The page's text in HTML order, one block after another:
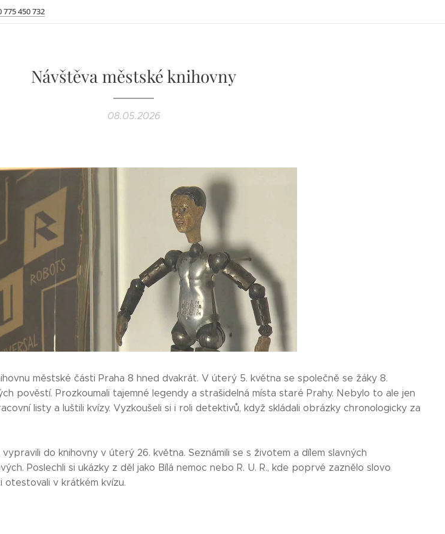
775 450 732
Návštěva městské knihovny
08.05.2026
městské části Praha 8 hned dvakrát. V úterý 5. května se společně se žáky 8.
pověstí. Prozkoumali tajemné legendy a strašidelná místa staré Prahy. Nebylo to ale jen
listy a luštili kvízy. Vyzkoušeli si i roli detektivů, když skládali obrázky chronologicky za
do knihovny v úterý 26. května. Seznámili se s životem a dílem slavných
Poslechli si ukázky z děl jako Bílá nemoc nebo R. U. R., kde poprvé zaznělo slovo
v krátkém kvízu.